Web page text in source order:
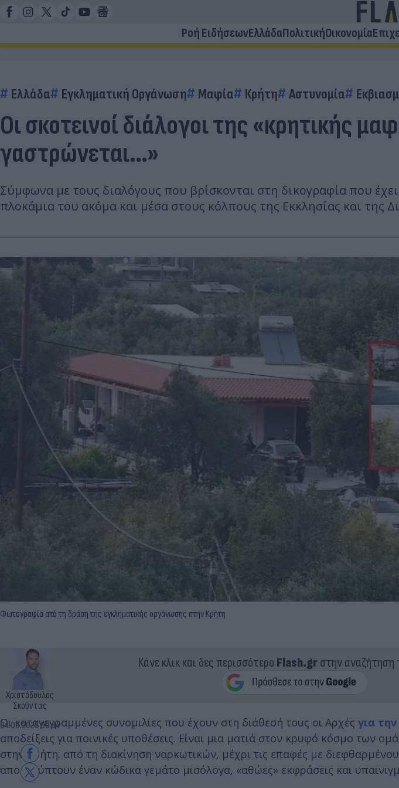
Ροή ΕιδήσεωνΕλλάδαΠολιτικήΟικονομία
Ελλάδα Εγκληματική Οργάνωση Μαφία Κρήτη Αστυνομία
Οι σκοτεινοί διάλογοι της «κρητικής
γαστρώνεται…»
Σύμφωνα με τους διαλόγους που βρίσκονται στη δικογραφία που
πλοκάμια του ακόμα και μέσα στους κόλπους της Εκκλησίας και της
Φωτογραφία από τη δράση της εγκληματικής οργάνωσης στην Κρήτη
Χριστόδουλος
Σκούντας
04.09.2025 09:34
Κάνε κλικ και δες περισσότερο Flash.grστην αναζήτηση
Οι καταγεγραμμένες συνομιλίες που έχουν στη διάθεσή τους οι Αρχές για
αποδείξεις για ποινικές υποθέσεις. Είναι μια ματιά στον κρυφό κόσμο των
στην Κρήτη: από τη διακίνηση ναρκωτικών, μέχρι τις επαφές με
αποκαλύπτουν έναν κώδικα γεμάτο μισόλογα, «αθώες» εκφράσεις και